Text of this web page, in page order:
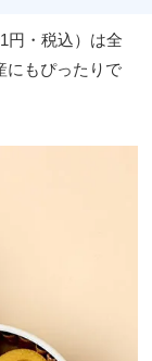
円・税込）は全
にもぴったりで